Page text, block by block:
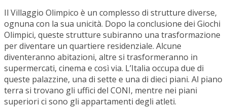
Il Villaggio Olimpico è un complesso di strutture diverse,
ognuna con la sua unicità. Dopo la conclusione dei Giochi
Olimpici, queste strutture subiranno una trasformazione
per diventare un quartiere residenziale. Alcune
diventeranno abitazioni, altre si trasformeranno in
supermercati, cinema e così via. L’Italia occupa due di
queste palazzine, una di sette e una di dieci piani. Al piano
terra si trovano gli uffici del CONI, mentre nei piani
superiori ci sono gli appartamenti degli atleti.